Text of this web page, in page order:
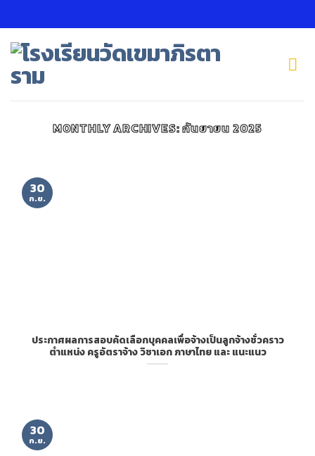
to
content
MONTHLY ARCHIVES:กันยายน 2025
ประกาศผลการสอบคัดเลือกบุคคลเพื่อจ้างเป็นลูกจ้างชั่วคราว
ตำแหน่ง ครูอัตราจ้าง วิชาเอก ภาษาไทย และ แนะแนว
30
ก.ย.
30
ก.ย.